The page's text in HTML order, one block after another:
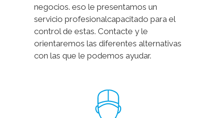
negocios. eso le presentamos un
servicio profesionalcapacitado para el
control de estas. Contacte y le
orientaremos las diferentes alternativas
con las que le podemos ayudar.